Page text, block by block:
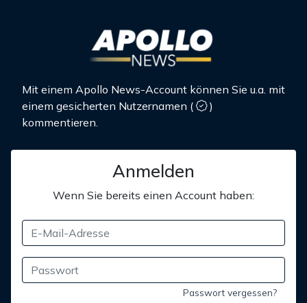
Mit einem Apollo News-Account können Sie u.a. mit
einem gesicherten Nutzernamen (
)
kommentieren.
Anmelden
Wenn Sie bereits einen Account haben:
Passwort vergessen?